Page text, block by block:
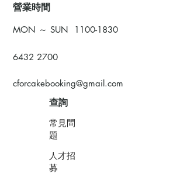
​營業時間
MON ～ SUN 1100-1830
6432 2700
cforcakebooking@gmail.com
查詢
常見問
題
人才招
募